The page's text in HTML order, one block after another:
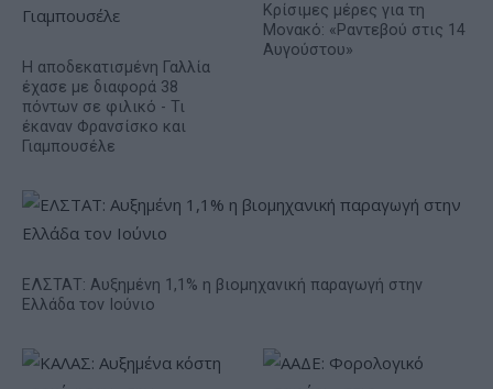
Η αποδεκατισμένη Γαλλία
έχασε με διαφορά 38
πόντων σε φιλικό - Τι
έκαναν Φρανσίσκο και
Γιαμπουσέλε
Κρίσιμες μέρες για τη
Μονακό: «Ραντεβού στις 14
Αυγούστου»
ΕΛΣΤΑΤ: Αυξημένη 1,1% η βιομηχανική παραγωγή στην
Ελλάδα τον Ιούνιο